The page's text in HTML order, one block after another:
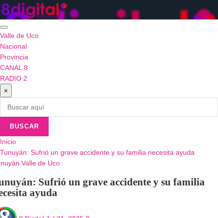
Saltar
al
contenido
Valle de Uco
Nacional
Provincia
CANAL 8
RADIO 2
×
BUSCAR
Inicio
Tunuyán: Sufrió un grave accidente y su familia necesita ayuda
Valle de Uco
Sufrió un grave accidente y su familia
ayuda